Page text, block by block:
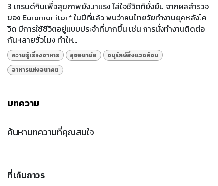
3 เทรนด์กินเพื่อสุขภาพยังมาแรง ใส่ใจชีวิตที่ยั่งยืน จากผลสำรวจ
ของ Euromonitor* ในปีที่แล้ว พบว่าคนไทยวัยทำงานยุคหลังโค
วิด มีการใช้ชีวิตอยู่แบบประจำที่มากขึ้น เช่น การนั่งทำงานติดต่อ
กันหลายชั่วโมง ทำให...
ความรู้เรื่องอาหาร สุขอนามัย
อนุรักษ์สิ่งแวดล้อม
อาหารแห่งอนาคต
บทความ
ค้นหาบทความที่คุณสนใจ
ที่เก็บถาวร